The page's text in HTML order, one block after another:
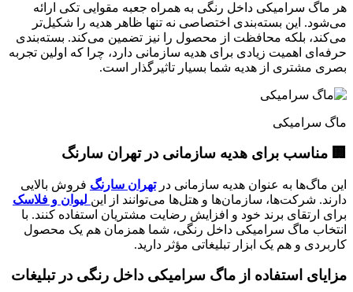
هر ماگ سرامیکی داخل رنگی به همراه جعبه مقوایی تکی ارائه
می‌شود. این بسته‌بندی اختصاصی نه تنها ظاهر هدیه را شکیل‌تر
می‌کند، بلکه محافظت از محصول را نیز تضمین می‌کند. بسته‌بندی
حرفه‌ای اهمیت زیادی برای هدیه سازمانی دارد، چرا که اولین تجربه
بصری مشتری از هدیه شما بسیار تاثیرگذار است.
ماگ سرامیکی
🏢 مناسب برای هدیه سازمانی در تهران سارنگ
این ماگ‌ها به عنوان هدیه سازمانی درتهران سارنگ فروش بالایی
دارند. شرکت‌ها، سازمان‌ها و هتل‌ها می‌توانند از این لیوان و فلاسک
برای ارتقای برند خود و افزایش رضایت مشتریان استفاده کنند. با
انتخاب ماگ سرامیکی داخل رنگی، شما همزمان هم یک محصول
کاربردی و هم یک ابزار تبلیغاتی مؤثر دارید.
مزایای استفاده از ماگ سرامیکی داخل رنگی در تبلیغات